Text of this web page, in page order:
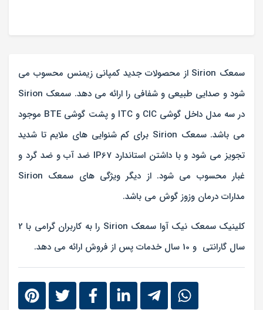
سمعک Sirion از محصولات جدید کمپانی زیمنس محسوب می
شود و صدایی طبیعی و شفافی را ارائه می دهد. سمعک Sirion
در سه مدل داخل گوشی CIC و ITC و پشت گوشی BTE موجود
می باشد. سمعک Sirion برای کم شنوایی های ملایم تا شدید
تجویز می شود و با داشتن استاندارد IP67 ضد آب و ضد گرد و
غبار محسوب می شود. از دیگر ویژگی های سمعک Sirion
مدارات درمان وزوز گوش می باشد.
کلینیک سمعک نیک آوا سمعک Sirion را به کاربران گرامی با 2
سال گارانتی و 10 سال خدمات پس از فروش ارائه می دهد.